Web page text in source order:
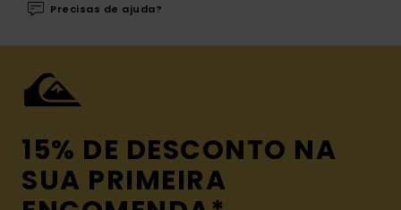
Precisas de ajuda?
15% DE DESCONTO NA
SUA PRIMEIRA